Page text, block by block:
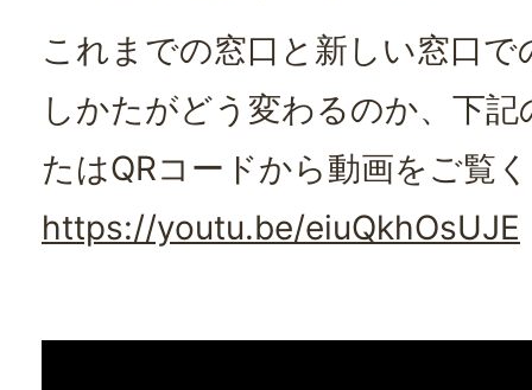
これまでの窓口と新しい窓口で
しかたがどう変わるのか、下
たはQRコードから動画をご覧
https://youtu.be/eiuQkhOsUJE